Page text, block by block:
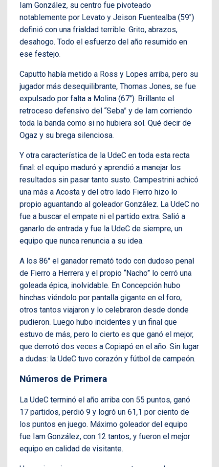
Iam González, su centro fue pivoteado
notablemente por Levato y Jeison Fuentealba (59″)
definió con una frialdad terrible. Grito, abrazos,
desahogo. Todo el esfuerzo del año resumido en
ese festejo.
Caputto había metido a Ross y Lopes arriba, pero su
jugador más desequilibrante, Thomas Jones, se fue
expulsado por falta a Molina (67″). Brillante el
retroceso defensivo del “Seba” y de Iam corriendo
toda la banda como si no hubiera sol. Qué decir de
Ogaz y su brega silenciosa.
Y otra característica de la UdeC en toda esta recta
final: el equipo maduró y aprendió a manejar los
resultados sin pasar tanto susto. Campestrini achicó
una más a Acosta y del otro lado Fierro hizo lo
propio aguantando al goleador González. La UdeC no
fue a buscar el empate ni el partido extra. Salió a
ganarlo de entrada y fue la UdeC de siempre, un
equipo que nunca renuncia a su idea.
A los 86″ el ganador remató todo con dudoso penal
de Fierro a Herrera y el propio “Nacho” lo cerró una
goleada épica, inolvidable. En Concepción hubo
hinchas viéndolo por pantalla gigante en el foro,
otros tantos viajaron y lo celebraron desde donde
pudieron. Luego hubo incidentes y un final que
estuvo de más, pero lo cierto es que ganó el mejor,
que derrotó dos veces a Copiapó en el año. Sin lugar
a dudas: la UdeC tuvo corazón y fútbol de campeón.
Números de Primera
La UdeC terminó el año arriba con 55 puntos, ganó
17 partidos, perdió 9 y logró un 61,1 por ciento de
los puntos en juego. Máximo goleador del equipo
fue Iam González, con 12 tantos, y fueron el mejor
equipo en calidad de visitante.